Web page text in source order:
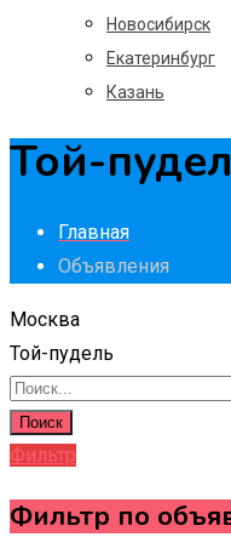
Новосибирск
Екатеринбург
Казань
Той-
Главная
Объявления
Москва
Той-пудель
Поиск
Фильтр
Фильтр по